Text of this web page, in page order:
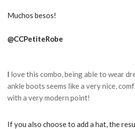
Muchos besos!
@CCPetiteRobe
I love this combo, being able to wear
ankle boots seems like a very nice,
with a very modern point!
If you also choose to add a hat, the